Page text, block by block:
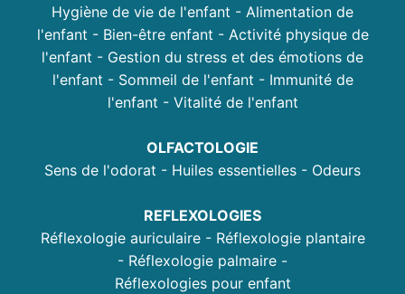
Hygiène de vie de l'enfant - Alimentation de
l'enfant - Bien-être enfant - Activité physique de
l'enfant - Gestion du stress et des émotions de
l'enfant - Sommeil de l'enfant - Immunité de
l'enfant - Vitalité de l'enfant
OLFACTOLOGIE
Sens de l'odorat - Huiles essentielles - Odeurs
REFLEXOLOGIES
Réflexologie auriculaire - Réflexologie plantaire
- Réflexologie palmaire -
Réflexologies pour enfant